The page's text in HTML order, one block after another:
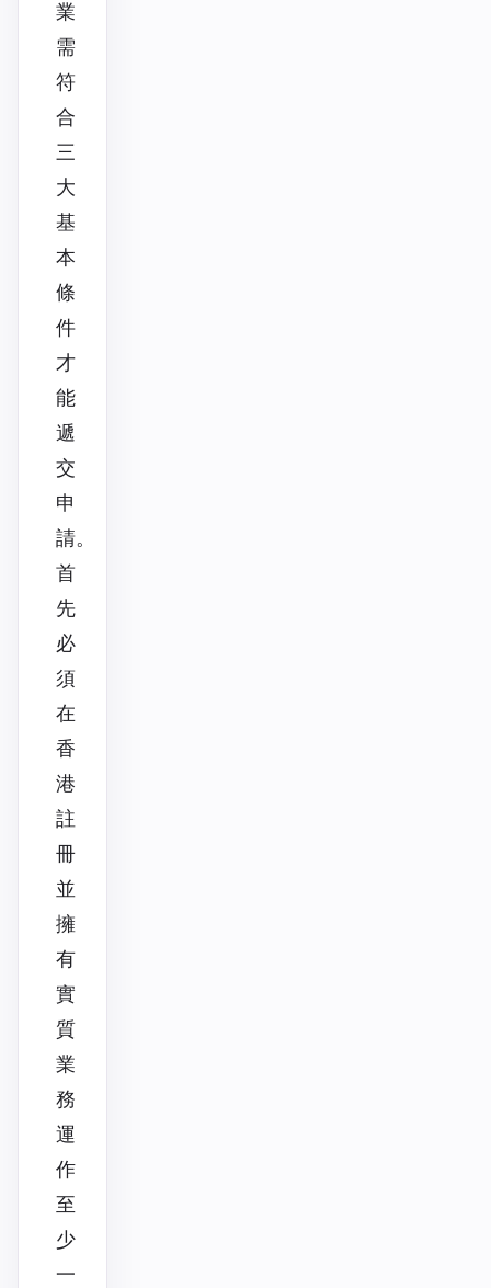
業
需
符
合
三
大
基
本
條
件
才
能
遞
交
申
請。
首
先
必
須
在
香
港
註
冊
並
擁
有
實
質
業
務
運
作
至
少
一